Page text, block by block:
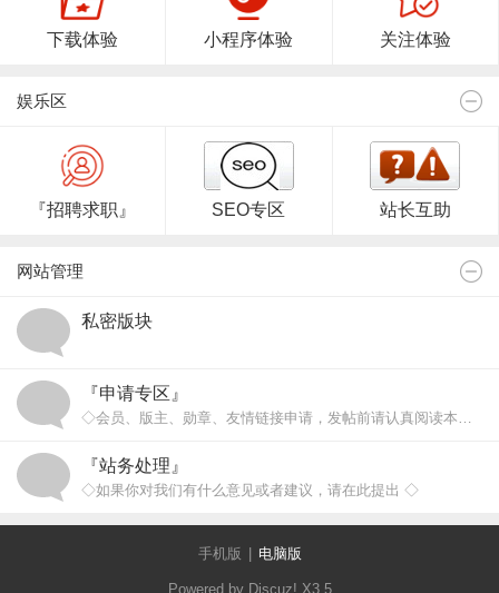
下载体验 小程序体验 关注体验
娱乐区
『招聘求职』 SEO专区 站长互助
网站管理
私密版块
『申请专区』
◇会员、版主、勋章、友情链接申请，发帖前请认真阅读本版规则！◇
『站务处理』
◇如果你对我们有什么意见或者建议，请在此提出 ◇
手机版 电脑版
Powered by Discuz! X3.5